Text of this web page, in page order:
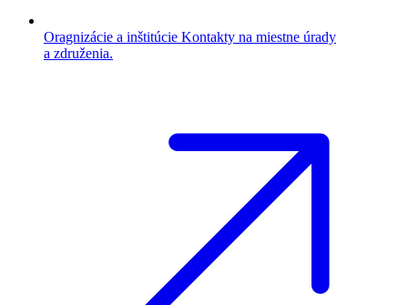
Oragnizácie a inštitúcie Kontakty na miestne úrady
a združenia.